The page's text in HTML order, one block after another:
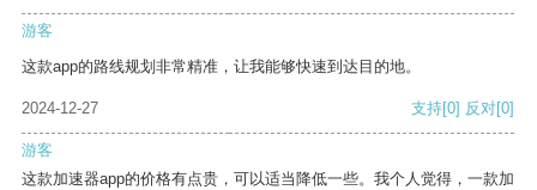
游客
这款app的路线规划非常精准，让我能够快速到达目的地。
2024-12-27 支持[0] 反对[0]
游客
这款加速器app的价格有点贵，可以适当降低一些。我个人觉得，一款加